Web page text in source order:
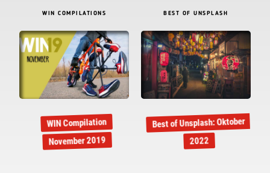
WIN COMPILATIONS
WIN Compilation
November 2019
BEST OF UNSPLASH
Best of Unsplash: Oktober
2022